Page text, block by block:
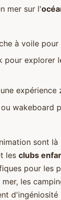
mer sur l'
à voile
pour explorer
wakeboard
sont
les clubs
pour les
les